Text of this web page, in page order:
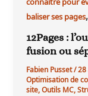
baliser ses pages
12Pages :
fusion ou
Fabien Pusset/
Optimisation de
site,Outils MC,